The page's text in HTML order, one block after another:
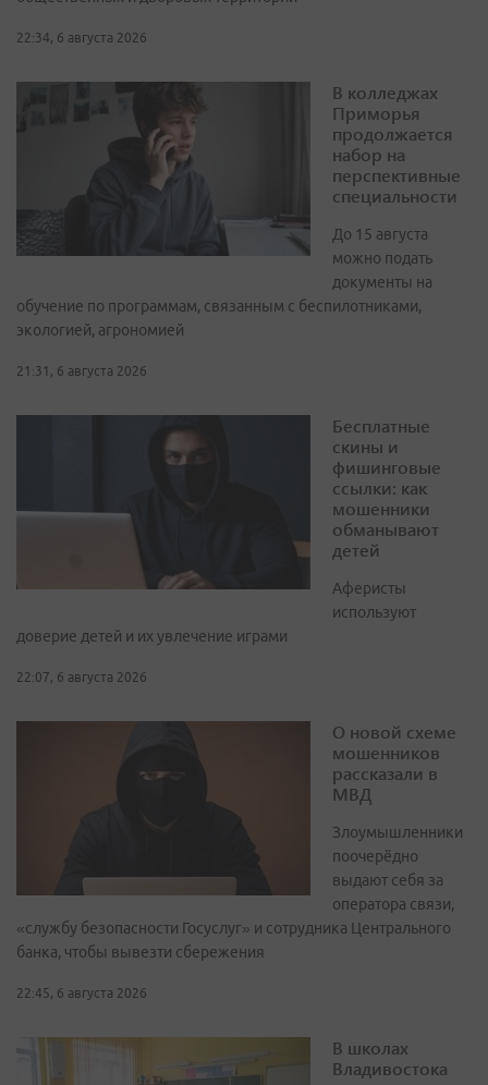
22:34, 6 августа 2026
В колледжах
Приморья
продолжается
набор на
перспективные
специальности
До 15 августа
можно подать
документы на
обучение по программам, связанным с беспилотниками,
экологией, агрономией
21:31, 6 августа 2026
Бесплатные
скины и
фишинговые
ссылки: как
мошенники
обманывают
детей
Аферисты
используют
доверие детей и их увлечение играми
22:07, 6 августа 2026
О новой схеме
мошенников
рассказали в
МВД
Злоумышленники
поочерёдно
выдают себя за
оператора связи,
«службу безопасности Госуслуг» и сотрудника Центрального
банка, чтобы вывезти сбережения
22:45, 6 августа 2026
В школах
Владивостока